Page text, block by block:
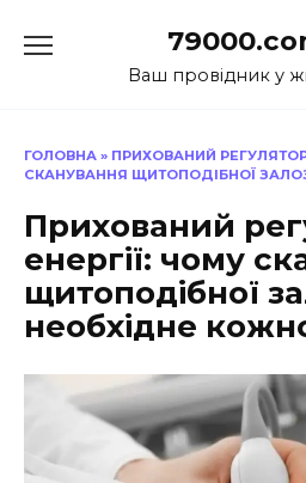
до
Ваш провідник у
ГОЛОВНА » ПРИХОВАНИЙ
СКАНУВАННЯ ЩИТОПОДІБНОЇ
Прихований
енергії: чому
щитоподібної
необхідне